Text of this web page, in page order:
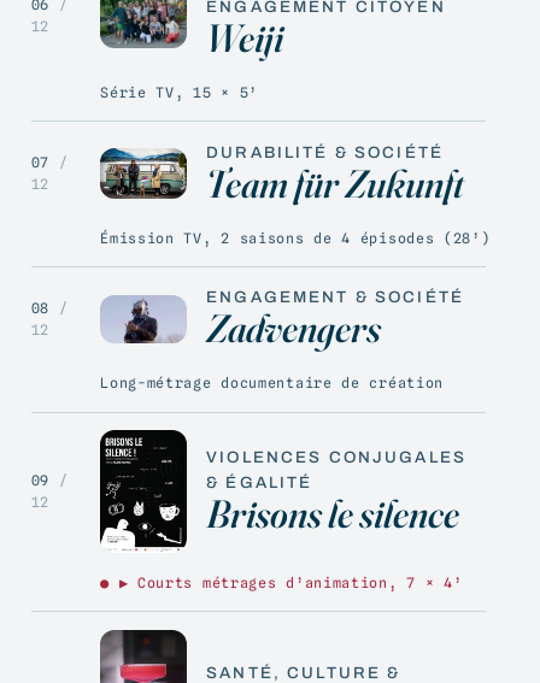
06 /
12
ENGAGEMENT CITOYEN
Weiji
Série TV, 15 × 5’
07 /
12
DURABILITÉ & SOCIÉTÉ
Team für Zukunft
Émission TV, 2 saisons de 4 épisodes (28’)
08 /
12
ENGAGEMENT & SOCIÉTÉ
Zadvengers
Long-métrage documentaire de création
09 /
12
VIOLENCES CONJUGALES
& ÉGALITÉ
Brisons le silence
● ▶ Courts métrages d’animation, 7 × 4’
SANTÉ, CULTURE &